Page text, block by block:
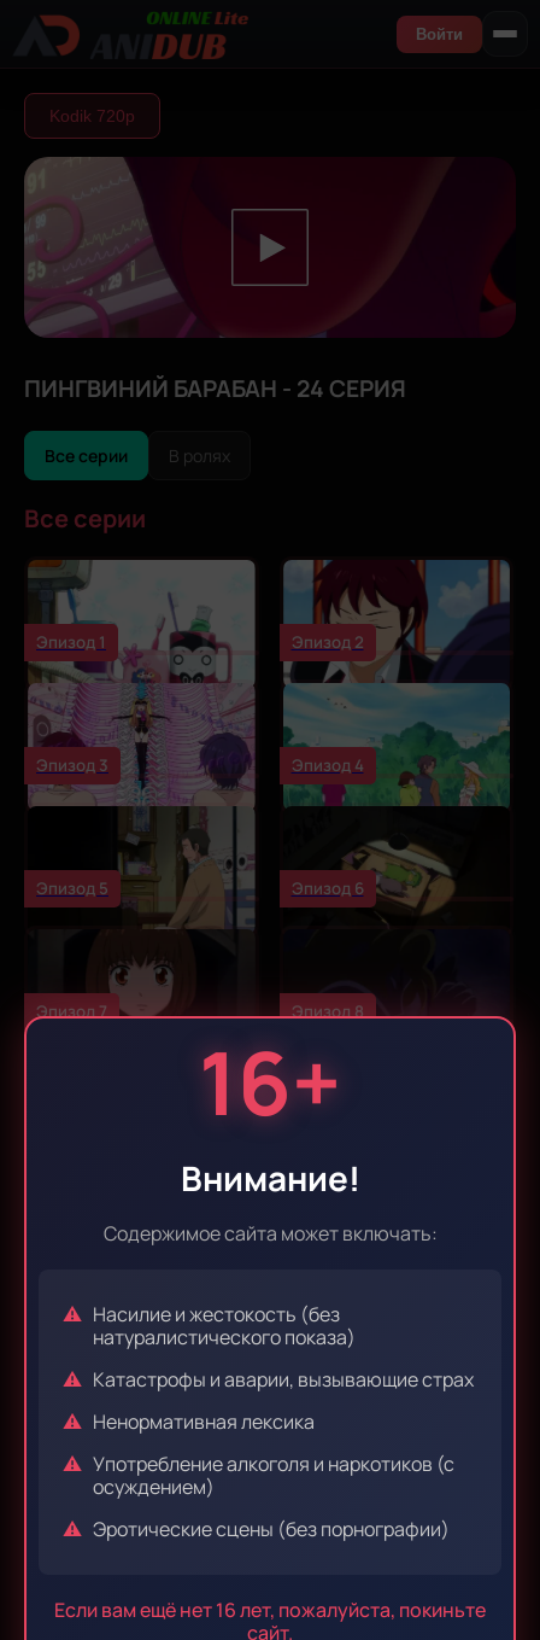
16+
Внимание!
Содержимое сайта может включать:
Насилие и жестокость (без
натуралистического показа)
Катастрофы и аварии, вызывающие страх
Ненормативная лексика
Употребление алкоголя и наркотиков (с
осуждением)
Эротические сцены (без порнографии)
Если вам ещё нет 16 лет, пожалуйста, покиньте
сайт.
Войти
Kodik 720р
ПИНГВИНИЙ БАРАБАН - 24 СЕРИЯ
Все серии В ролях
Все серии
Эпизод 1 Эпизод 2
Эпизод 3 Эпизод 4
Эпизод 5 Эпизод 6
Эпизод 7 Эпизод 8
Эпизод 13 Эпизод 14
Эпизод 18